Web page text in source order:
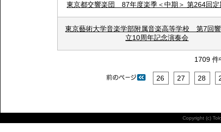
東京都交響楽団 87年度楽季＜中期＞ 第264回定
東京藝術大学音楽学部附属音楽高等学校 第7回
立10周年記念演奏会
1709
26 27 28
Copyright (c)